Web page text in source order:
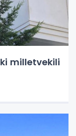
milletvekili